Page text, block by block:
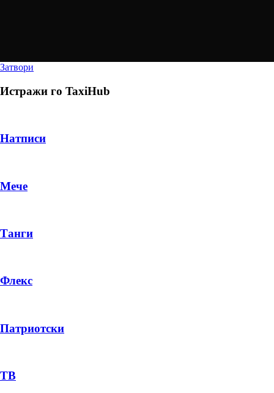
PRODUCT
Затвори
Истражи го TaxiHub
Натписи
Мече
Танги
Флекс
Патриотски
ТВ